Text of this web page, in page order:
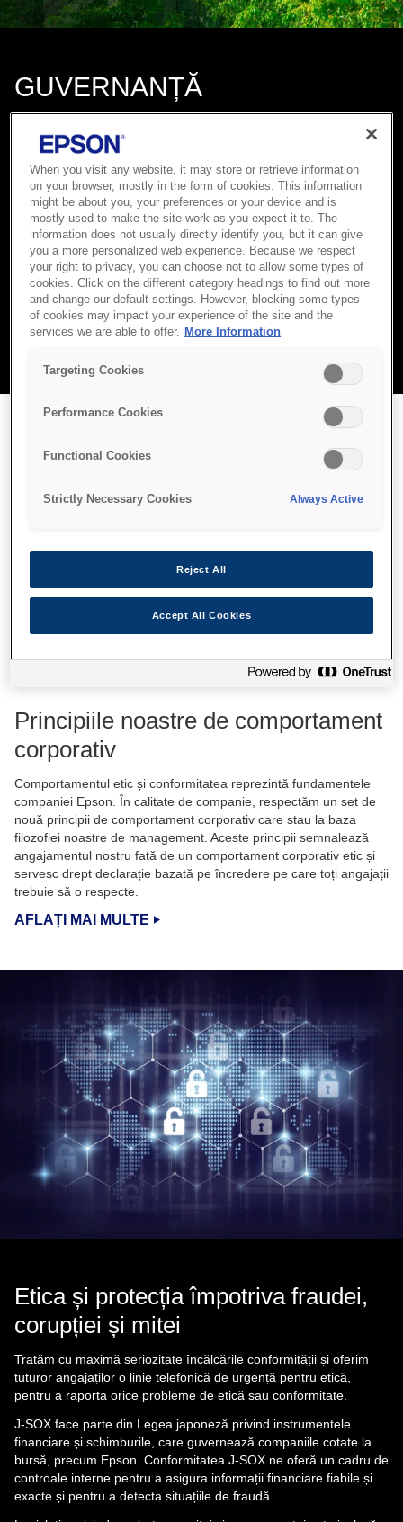
GUVERNANȚĂ
susținute de strategia noastră de guvernanță globală și sunt
creșterea implicării părților interesate, livrarea de lanțuri de
aprovizionare responsabile, respectarea drepturilor omului și
promovarea diversității, echității și incluziunii.
Guvernanța noastră este îmbunătățită suplimentar prin
accelerarea transparenței procesului decizional al conducerii,
îmbunătățirea managementului riscurilor, asigurarea conformității
100% și consolidarea securității informațiilor.
Principiile noastre de comportament
corporativ
Comportamentul etic și conformitatea reprezintă fundamentele
companiei Epson. În calitate de companie, respectăm un set de
nouă principii de comportament corporativ care stau la baza
filozofiei noastre de management. Aceste principii semnalează
angajamentul nostru față de un comportament corporativ etic și
servesc drept declarație bazată pe încredere pe care toți angajații
trebuie să o respecte.
AFLAȚI MAI MULTE
Etica și protecția împotriva fraudei,
corupției și mitei
Tratăm cu maximă seriozitate încălcările conformității și oferim
tuturor angajaților o linie telefonică de urgență pentru etică,
pentru a raporta orice probleme de etică sau conformitate.
J-SOX face parte din Legea japoneză privind instrumentele
financiare și schimburile, care guvernează companiile cotate la
bursă, precum Epson. Conformitatea J-SOX ne oferă un cadru de
controale interne pentru a asigura informații financiare fiabile și
exacte și pentru a detecta situațiile de fraudă.
When you visit any website, it may store or retrieve information
on your browser, mostly in the form of cookies. This information
might be about you, your preferences or your device and is
mostly used to make the site work as you expect it to. The
information does not usually directly identify you, but it can give
you a more personalized web experience. Because we respect
your right to privacy, you can choose not to allow some types of
cookies. Click on the different category headings to find out more
and change our default settings. However, blocking some types
of cookies may impact your experience of the site and the
services we are able to offer. More Information
Targeting Cookies
Performance Cookies
Functional Cookies
Strictly Necessary Cookies Always Active
Reject All
Accept All Cookies